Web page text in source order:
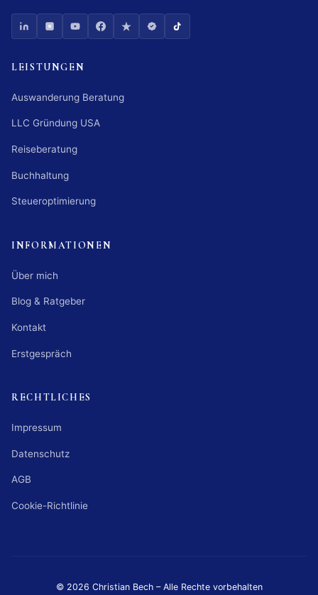
LEISTUNGEN
Auswanderung Beratung
LLC Gründung USA
Reiseberatung
Buchhaltung
Steueroptimierung
INFORMATIONEN
Über mich
Blog & Ratgeber
Kontakt
Erstgespräch
RECHTLICHES
Impressum
Datenschutz
AGB
Cookie-Richtlinie
© 2026 Christian Bech – Alle Rechte vorbehalten